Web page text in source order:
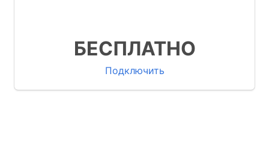
БЕСПЛАТНО
Подключить